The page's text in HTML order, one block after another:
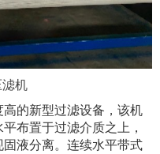
滤机
的新型过滤设备，该机
布置于过滤介质之上，
液分离。连续水平带式